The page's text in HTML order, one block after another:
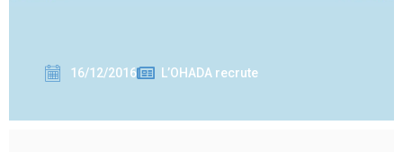
16/12/2016 L’OHADA recrute